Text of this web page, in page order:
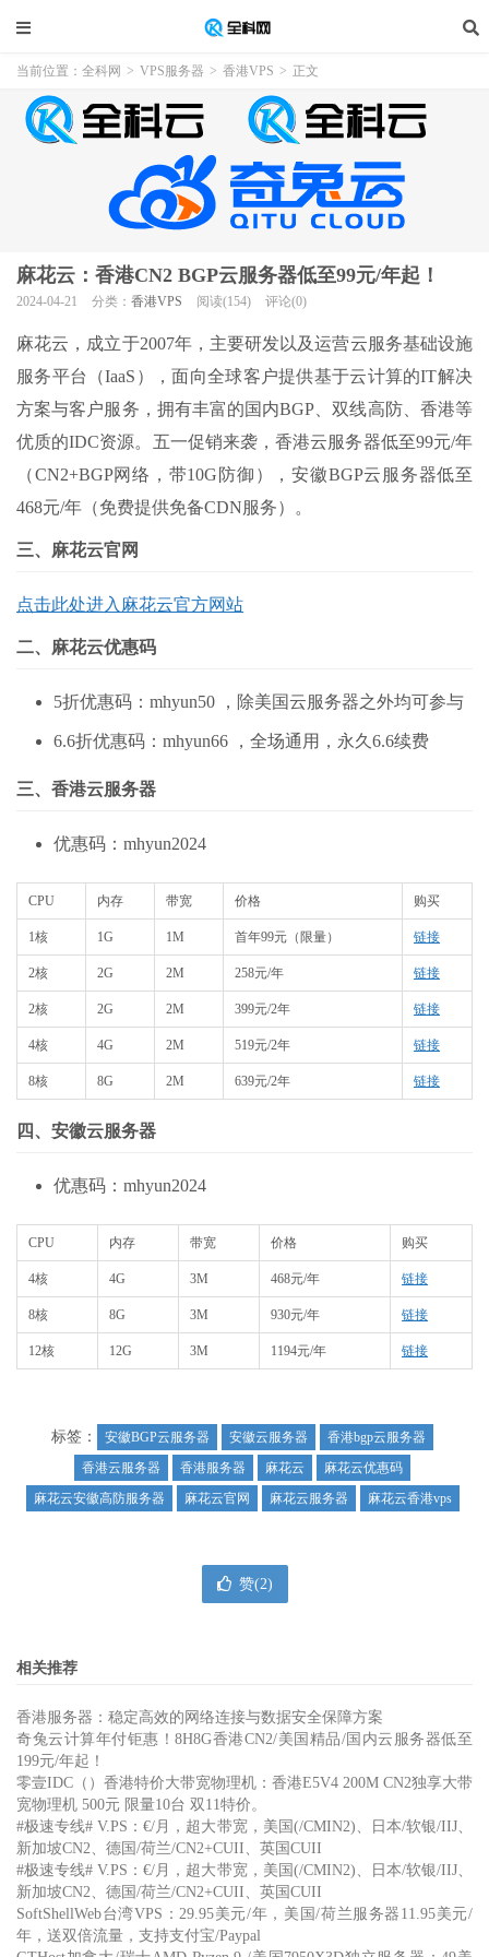
当前位置： 全科网 > VPS服务器 > 香港VPS > 正文
麻花云：香港CN2 BGP云服务器低至99元/年起！
2024-04-21 分类： 香港VPS 阅读(154) 评论(0)
麻花云，成立于2007年，主要研发以及运营云服务基础设施
服务平台（IaaS），面向全球客户提供基于云计算的IT解决
方案与客户服务，拥有丰富的国内BGP、双线高防、香港等
优质的IDC资源。五一促销来袭，香港云服务器低至99元/年
（CN2+BGP网络，带10G防御），安徽BGP云服务器低至
468元/年（免费提供免备CDN服务）。
三、麻花云官网
点击此处进入麻花云官方网站
二、麻花云优惠码
5折优惠码：mhyun50 ，除美国云服务器之外均可参与
6.6折优惠码：mhyun66 ，全场通用，永久6.6续费
三、香港云服务器
优惠码：mhyun2024
CPU 内存 带宽 价格 购买
1核 1G 1M 首年99元（限量） 链接
2核 2G 2M 258元/年 链接
2核 2G 2M 399元/2年 链接
4核 4G 2M 519元/2年 链接
8核 8G 2M 639元/2年 链接
四、安徽云服务器
优惠码：mhyun2024
CPU 内存 带宽 价格 购买
4核 4G 3M 468元/年 链接
8核 8G 3M 930元/年 链接
12核 12G 3M 1194元/年 链接
标签： 安徽BGP云服务器 安徽云服务器
香港bgp云服务器
香港云服务器
香港服务器 麻花云
麻花云优惠码
麻花云安徽高防服务器
麻花云官网 麻花云服务器 麻花云香港vps
赞(2)
相关推荐
香港服务器：稳定高效的网络连接与数据安全保障方案
奇兔云计算年付钜惠！8H8G香港CN2/美国精品/国内云服务器低至
199元/年起！
零壹IDC（）香港特价大带宽物理机：香港E5V4 200M CN2独享大带
宽物理机 500元 限量10台 双11特价。
#极速专线# V.PS：€/月，超大带宽，美国(/CMIN2)、日本/软银/IIJ、
新加坡CN2、德国/荷兰/CN2+CUII、英国CUII
#极速专线# V.PS：€/月，超大带宽，美国(/CMIN2)、日本/软银/IIJ、
新加坡CN2、德国/荷兰/CN2+CUII、英国CUII
SoftShellWeb台湾VPS：29.95美元/年，美国/荷兰服务器11.95美元/
年，送双倍流量，支持支付宝/Paypal